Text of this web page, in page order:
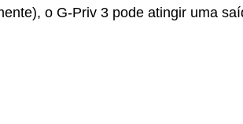
o G-Priv 3 pode atingir uma